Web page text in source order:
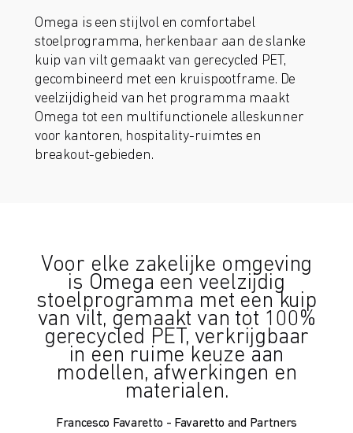
Omega is een stijlvol en comfortabel
stoelprogramma, herkenbaar aan de slanke
kuip van vilt gemaakt van gerecycled PET,
gecombineerd met een kruispootframe. De
veelzijdigheid van het programma maakt
Omega tot een multifunctionele alleskunner
voor kantoren, hospitality-ruimtes en
breakout-gebieden.
Voor elke zakelijke omgeving
is Omega een veelzijdig
stoelprogramma met een kuip
van vilt, gemaakt van tot 100%
gerecycled PET, verkrijgbaar
in een ruime keuze aan
modellen, afwerkingen en
materialen.
Francesco Favaretto - Favaretto and Partners